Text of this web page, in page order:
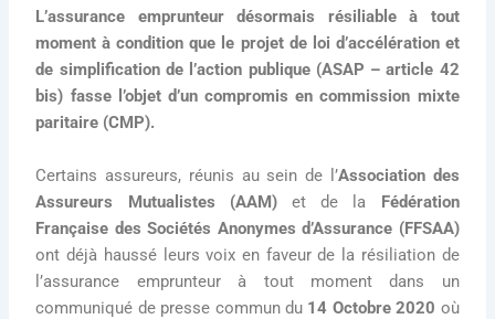
L’assurance emprunteur désormais résiliable à tout
moment à condition que le projet de loi d’accélération et
de simplification de l’action publique (ASAP – article 42
bis) fasse l’objet d’un compromis en commission mixte
paritaire (CMP).
Certains assureurs, réunis au sein de l’Association des
Assureurs Mutualistes (AAM) et de la Fédération
Française des Sociétés Anonymes d’Assurance (FFSAA)
ont déjà haussé leurs voix en faveur de la résiliation de
l’assurance emprunteur à tout moment dans un
communiqué de presse commun du 14 Octobre 2020 où